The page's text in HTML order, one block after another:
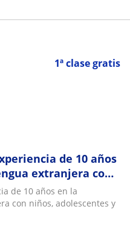
1ª clase gratis
de 10 años
extranjera con
de 10 años en la
con niños, adolescentes y